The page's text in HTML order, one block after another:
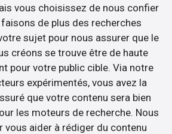
vous choisissez de nous confier
de plus des recherches
sujet pour nous assurer que le
créons se trouve être de haute
pour votre public cible. Via notre
expérimentés, vous avez la
que votre contenu sera bien
les moteurs de recherche. Nous
vous aider à rédiger du contenu